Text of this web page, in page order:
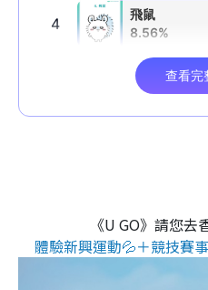
《U GO》請您去
體驗新興運動💦＋競技賽